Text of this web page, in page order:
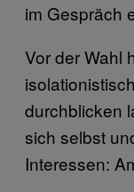
im Gespräch
Vor der Wahl
durchblicken
sich selbst
Interessen: